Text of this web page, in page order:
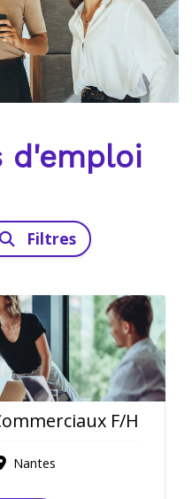
d'emploi
Filtres
F/H
Nantes